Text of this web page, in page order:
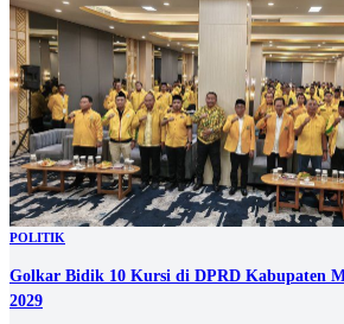
POLITIK
Golkar Bidik 10 Kursi di DPRD Kabupaten
2029